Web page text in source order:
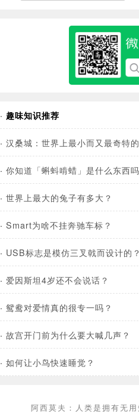
· 趣味知识推荐
· 汉桑城：世界上最小而又最奇特
· 你知道「蝌蚪啃蜡」是什么东西
· 世界上最大的兔子有多大？
· Smart为啥不挂奔驰车标？
· USB标志是模仿三叉戟而设计的？
· 爱因斯坦4岁还不会说话？
· 鸳鸯对爱情真的很专一吗？
· 故宫开门前为什么要大喊几声？
· 如何让小鸟快速睡觉？
阿西莫夫：人类是拥有无用